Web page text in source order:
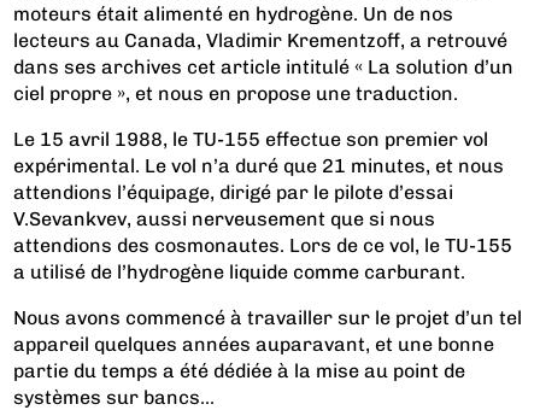
moteurs était alimenté en hydrogène. Un de nos
lecteurs au Canada, Vladimir Krementzoff, a retrouvé
dans ses archives cet article intitulé « La solution d’un
ciel propre », et nous en propose une traduction.
Le 15 avril 1988, le TU-155 effectue son premier vol
expérimental. Le vol n’a duré que 21 minutes, et nous
attendions l’équipage, dirigé par le pilote d’essai
V.Sevankvev, aussi nerveusement que si nous
attendions des cosmonautes. Lors de ce vol, le TU-155
a utilisé de l’hydrogène liquide comme carburant.
Nous avons commencé à travailler sur le projet d’un tel
appareil quelques années auparavant, et une bonne
partie du temps a été dédiée à la mise au point de
systèmes sur bancs...